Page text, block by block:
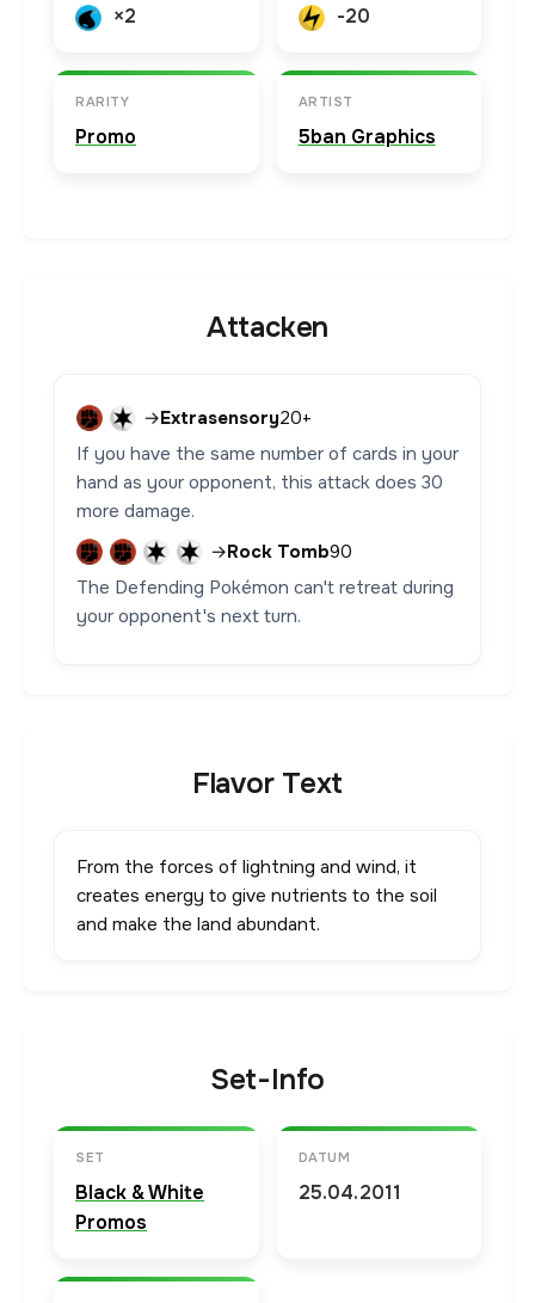
×2 -20
RARITY
Promo
ARTIST
5ban Graphics
Attacken
→Extrasensory20+
If you have the same number of cards in your
hand as your opponent, this attack does 30
more damage.
→Rock Tomb90
The Defending Pokémon can't retreat during
your opponent's next turn.
Flavor Text
From the forces of lightning and wind, it
creates energy to give nutrients to the soil
and make the land abundant.
Set-Info
SET
Black & White
Promos
DATUM
25.04.2011